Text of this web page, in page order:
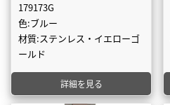
179173G
色:ブルー
材質:ステンレス・イエローゴ
ールド
詳細を見る